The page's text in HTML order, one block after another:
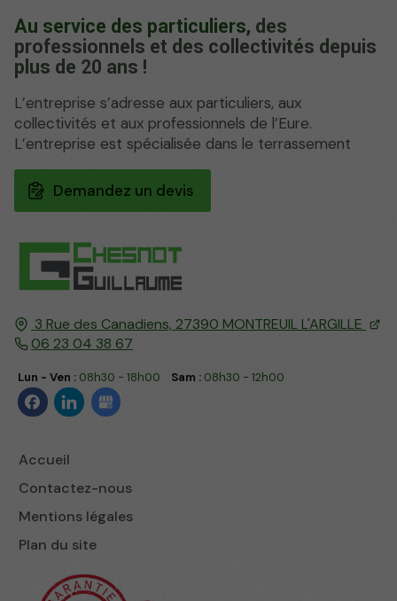
3 Rue des Canadiens, 27390 MONTREUIL L'ARGILLE
06 23 04 38 67
Lun - Ven : 08h30 - 18h00 Sam : 08h30 - 12h00
Accueil
Contactez-nous
Mentions légales
Plan du site
Au service des particuliers, des
professionnels et des collectivités depuis
plus de 20 ans !
L’entreprise s’adresse aux particuliers, aux
collectivités et aux professionnels de l’Eure.
L’entreprise est spécialisée dans le terrassement
Demandez un devis